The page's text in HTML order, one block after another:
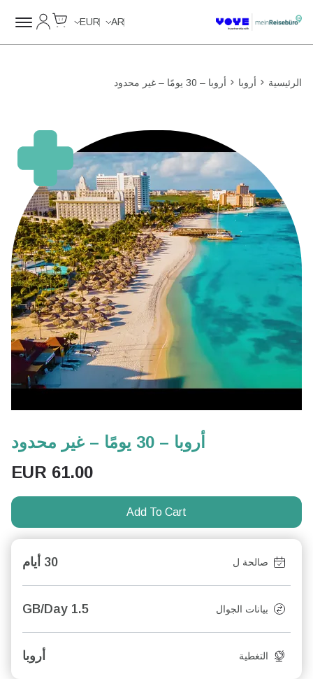
AR
EUR
الرئيسية أروبا أروبا – 30 يومًا – غير محدود
أروبا – 30 يومًا – غير محدود
EUR 61.00
Add To Cart
صالحة ل 30 أيام
بيانات الجوال 1.5 GB/Day
التغطية أروبا